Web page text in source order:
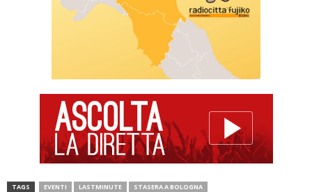
TAGS EVENTI LASTMINUTE STASERA A BOLOGNA